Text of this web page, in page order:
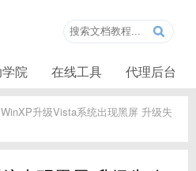
院 在线工具 代理后台
WinXP升级Vista系统出现黑屏 升级失